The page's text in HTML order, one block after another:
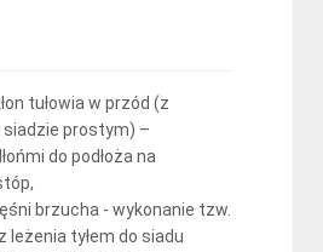
tułowia w przód (z
prostym) –
do podłoża na
brzucha - wykonanie tzw.
leżenia tyłem do siadu